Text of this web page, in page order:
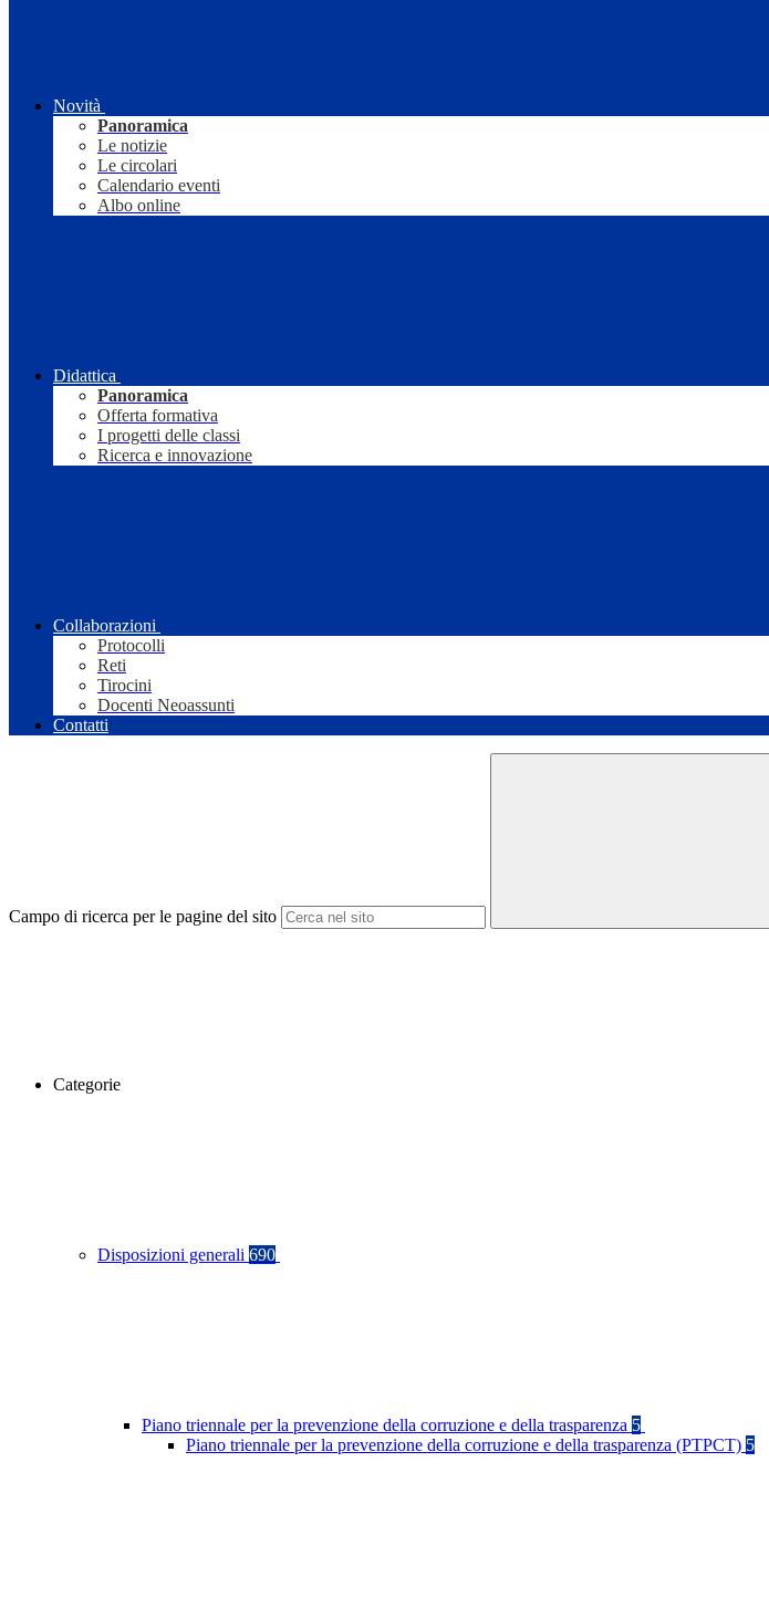
Novità
Panoramica
Le notizie
Le circolari
Calendario eventi
Albo online
Didattica
Panoramica
Offerta formativa
I progetti delle classi
Ricerca e innovazione
Collaborazioni
Protocolli
Reti
Tirocini
Docenti Neoassunti
Contatti
Campo di ricerca per le pagine del sito
Categorie
Disposizioni generali 690
Piano triennale per la prevenzione della corruzione e della trasparenza 5
Piano triennale per la prevenzione della corruzione e della trasparenza (PTPCT) 5